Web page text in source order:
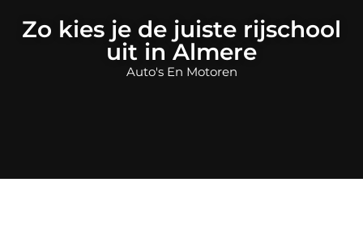
Zo kies je de juiste rijschool
uit in Almere
Auto's En Motoren